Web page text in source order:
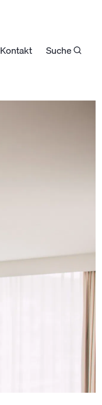
Kontakt Suche